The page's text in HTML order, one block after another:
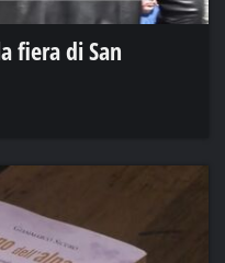
fiera di San